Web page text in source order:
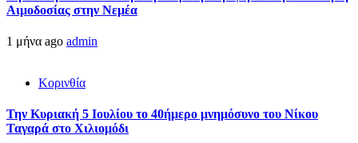
Αιμοδοσίας στην Νεμέα
1 μήνα ago admin
Κορινθία
Την Κυριακή 5 Ιουλίου το 40ήμερο μνημόσυνο του Νίκου
Ταγαρά στο Χιλιομόδι